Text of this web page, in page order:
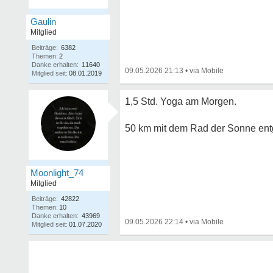
Gaulin
Mitglied
Beiträge: 6382
Themen: 2
Danke erhalten: 11640
Mitglied seit: 08.01.2019 09.05.2026 21:13 •
Moonlight_74
Mitglied
Beiträge: 42822
Themen: 10
Danke erhalten: 43969
Mitglied seit: 01.07.2020
1,5 Std. Yoga am Morgen.
50 km mit dem Rad der Sonne
09.05.2026 22:14 •